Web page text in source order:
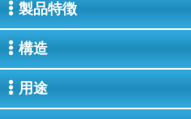
製品特徴
構造
用途